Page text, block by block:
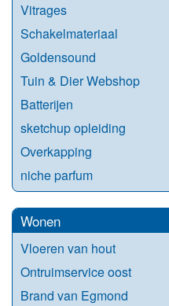
Vitrages
Schakelmateriaal
Goldensound
Tuin & Dier Webshop
Batterijen
sketchup opleiding
Overkapping
niche parfum
Wonen
Vloeren van hout
Ontruimservice oost
Brand van Egmond